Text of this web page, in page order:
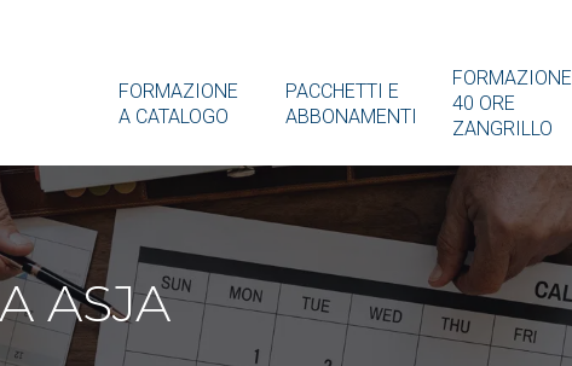
FORMAZIONE
A CATALOGO
PACCHETTI E
ABBONAMENTI
FORMAZIONE
40 ORE
ZANGRILLO
ASJA